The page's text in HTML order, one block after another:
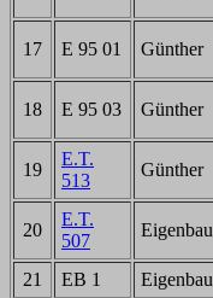
17 E 95 01 Günther
18 E 95 03 Günther
19
E.T.
513
Günther
20
E.T.
507
Eigenbau
21
EB 1 Eigenbau